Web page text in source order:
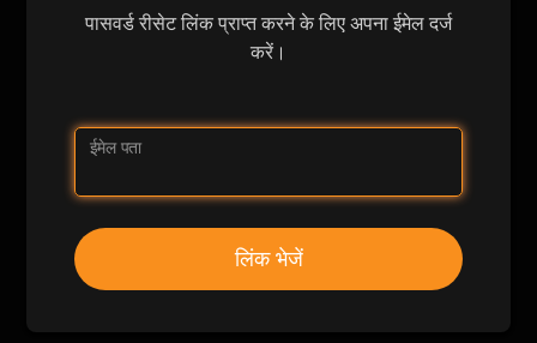
पासवर्ड रीसेट लिंक प्राप्त करने के लिए अपना ईमेल दर्ज
करें।
ईमेल पता
लिंक भेजें